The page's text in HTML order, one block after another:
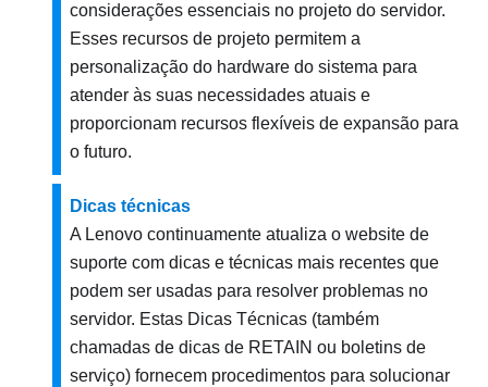
considerações essenciais no projeto do servidor.
Esses recursos de projeto permitem a
personalização do hardware do sistema para
atender às suas necessidades atuais e
proporcionam recursos flexíveis de expansão para
o futuro.
Dicas técnicas
A Lenovo continuamente atualiza o website de
suporte com dicas e técnicas mais recentes que
podem ser usadas para resolver problemas no
servidor. Estas Dicas Técnicas (também
chamadas de dicas de RETAIN ou boletins de
serviço) fornecem procedimentos para solucionar